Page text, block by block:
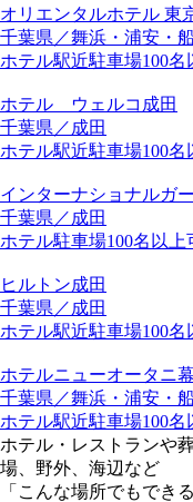
オリエンタルホテル 東
千葉県／舞浜・浦安・
ホテル駅近駐車場100名
ホテル ウェルコ成田
千葉県／成田
ホテル駅近駐車場100名
インターナショナルガ
千葉県／成田
ホテル駐車場100名以上
ヒルトン成田
千葉県／成田
ホテル駅近駐車場100名
ホテルニューオータニ
千葉県／舞浜・浦安・
ホテル駅近駐車場100名
ホテル・レストランや
場、野外、海辺など
「こんな場所でもでき